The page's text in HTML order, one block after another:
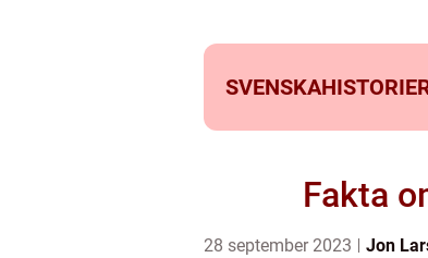
Fakta
28 september 2023 Jon